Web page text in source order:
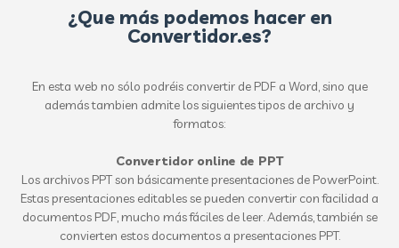
¿Que más podemos hacer en
Convertidor.es?
En esta web no sólo podréis convertir de PDF a Word, sino que
además tambien admite los siguientes tipos de archivo y
formatos:
Convertidor online de PPT
Los archivos PPT son básicamente presentaciones de PowerPoint.
Estas presentaciones editables se pueden convertir con facilidad a
documentos PDF, mucho más fáciles de leer. Además, también se
convierten estos documentos a presentaciones PPT.